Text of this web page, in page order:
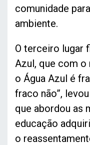
comunidade
ambiente.
O terceiro lugar
Azul, que com o
o Água Azul é
fraco não”,
que abordou as
educação
o